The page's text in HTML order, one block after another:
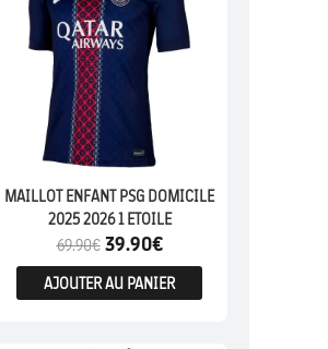
MAILLOT ENFANT PSG DOMICILE
2025 2026 1 ETOILE
69.90€ 39.90€
AJOUTER AU PANIER